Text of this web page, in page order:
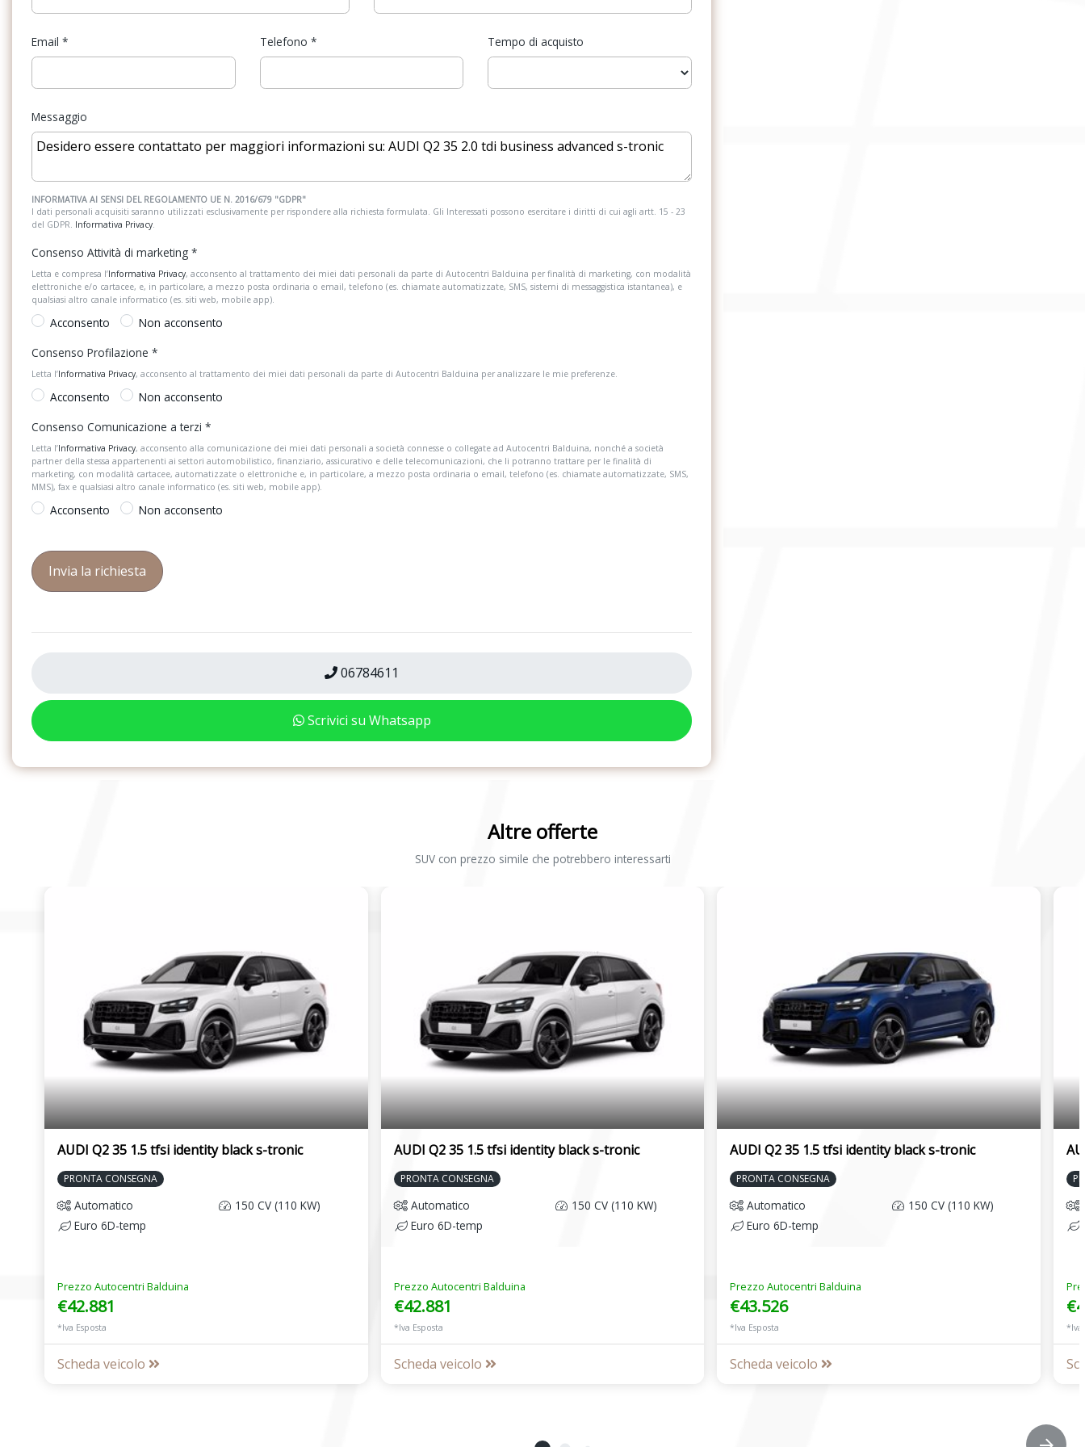
Email * Telefono * Tempo di acquisto
Messaggio
INFORMATIVA AI SENSI DEL REGOLAMENTO UE N. 2016/679 "GDPR"
I dati personali acquisiti saranno utilizzati esclusivamente per rispondere alla richiesta formulata. Gli Interessati possono esercitare i diritti di cui agli artt. 15 - 23
del GDPR. Informativa Privacy.
Consenso Attività di marketing *
Letta e compresa l’Informativa Privacy, acconsento al trattamento dei miei dati personali da parte di Autocentri Balduina per finalità di marketing, con modalità
elettroniche e/o cartacee, e, in particolare, a mezzo posta ordinaria o email, telefono (es. chiamate automatizzate, SMS, sistemi di messaggistica istantanea), e
qualsiasi altro canale informatico (es. siti web, mobile app).
Acconsento
Non acconsento
Consenso Profilazione *
Letta l’Informativa Privacy, acconsento al trattamento dei miei dati personali da parte di Autocentri Balduina per analizzare le mie preferenze.
Acconsento
Non acconsento
Consenso Comunicazione a terzi *
Letta l’Informativa Privacy, acconsento alla comunicazione dei miei dati personali a società connesse o collegate ad Autocentri Balduina, nonché a società
partner della stessa appartenenti ai settori automobilistico, finanziario, assicurativo e delle telecomunicazioni, che li potranno trattare per le finalità di
marketing, con modalità cartacee, automatizzate o elettroniche e, in particolare, a mezzo posta ordinaria o email, telefono (es. chiamate automatizzate, SMS,
MMS), fax e qualsiasi altro canale informatico (es. siti web, mobile app).
Acconsento Non acconsento
06784611
Scrivici su Whatsapp
Altre offerte
SUV con prezzo simile che potrebbero interessarti
AUDI Q2 35 1.5 tfsi identity black s-tronic
PRONTA CONSEGNA
Automatico
150 CV (110 KW)
Euro 6D-temp
Prezzo Autocentri Balduina
€42.881
*Iva Esposta
Scheda veicolo
AUDI Q2 35 1.5 tfsi identity black s-tronic
PRONTA CONSEGNA
Automatico
150 CV (110 KW)
Euro 6D-temp
Prezzo Autocentri Balduina
€42.881
*Iva Esposta
Scheda veicolo
AUDI Q2 35 1.5 tfsi identity black s-tronic
PRONTA CONSEGNA
Automatico
150 CV (110 KW)
Euro 6D-temp
Prezzo Autocentri Balduina
€43.526
*Iva Esposta
Scheda veicolo
*Iva